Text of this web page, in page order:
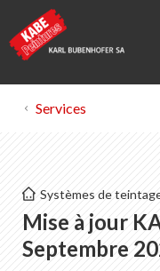
KABEmixEUROmix
Services
Systèmes de
Mise à jour
Septembre